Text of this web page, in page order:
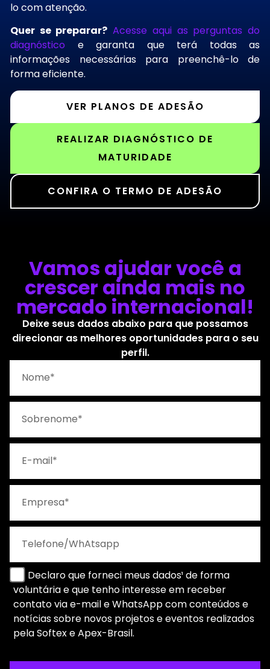
lo com atenção.
Quer se preparar? Acesse aqui as perguntas do
diagnóstico e garanta que terá todas as
informações necessárias para preenchê-lo de
forma eficiente.
VER PLANOS DE ADESÃO
REALIZAR DIAGNÓSTICO DE
MATURIDADE
CONFIRA O TERMO DE ADESÃO
Vamos ajudar você a
crescer ainda mais no
mercado internacional!
Deixe seus dados abaixo para que possamos
direcionar as melhores oportunidades para o seu
perfil.
Declaro que forneci meus dados¹ de forma
voluntária e que tenho interesse em receber
contato via e-mail e WhatsApp com conteúdos e
notícias sobre novos projetos e eventos realizados
pela Softex e Apex-Brasil.